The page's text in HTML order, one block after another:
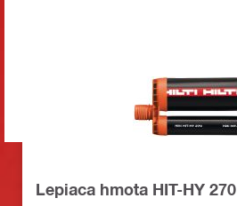
Lepiaca hmota HIT-HY 270